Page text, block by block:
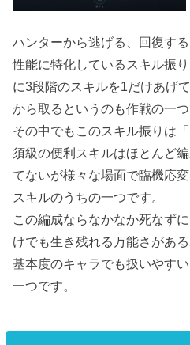
ハンターから逃げる、回復す
性能に特化しているスキル振
に3段階のスキルを1だけあげ
から取るというのも作戦の一つ
その中でもこのスキル振りは
須級の便利スキルはほとんど
てないが様々な場面で臨機応
スキルのうちの一つです。
この編成ならなかなか死なず
けでも生き残れる万能さがある
基本度のキャラでも扱いやす
一つです。